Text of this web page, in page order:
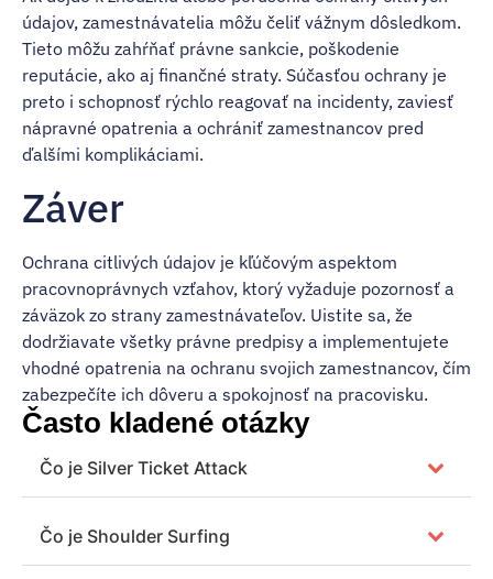
údajov, zamestnávatelia môžu čeliť vážnym dôsledkom.
Tieto môžu zahŕňať právne sankcie, poškodenie
reputácie, ako aj finančné straty. Súčasťou ochrany je
preto i schopnosť rýchlo reagovať na incidenty, zaviesť
nápravné opatrenia a ochrániť zamestnancov pred
ďalšími komplikáciami.
Záver
Ochrana citlivých údajov je kľúčovým aspektom
pracovnoprávnych vzťahov, ktorý vyžaduje pozornosť a
záväzok zo strany zamestnávateľov. Uistite sa, že
dodržiavate všetky právne predpisy a implementujete
vhodné opatrenia na ochranu svojich zamestnancov, čím
zabezpečíte ich dôveru a spokojnosť na pracovisku.
Často kladené otázky
Čo je Silver Ticket Attack
Čo je Shoulder Surfing